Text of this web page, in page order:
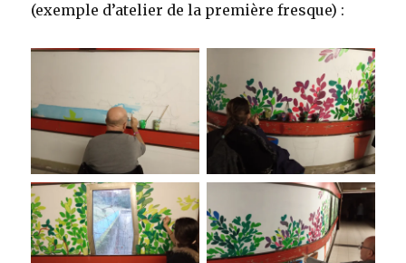
(exemple d’atelier de la première fresque) :